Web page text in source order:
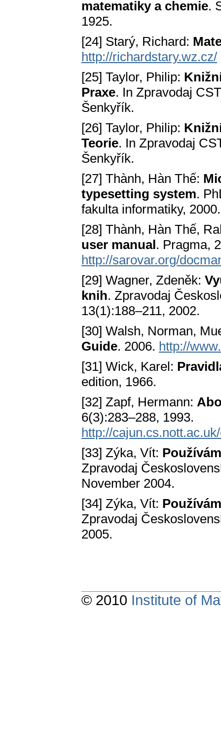
matematiky a chemie.
1925.
[24] Starý, Richard:
http://richardstary.wz.cz/
[25] Taylor, Philip:
Praxe. In Zpravodaj
Šenkyřík.
[26] Taylor, Philip:
Teorie. In Zpravodaj
Šenkyřík.
[27] Thành, Hàn Thế:
typesetting system.
fakulta informatiky,
[28] Thành, Hàn Thế,
user manual. Pragma,
http://sarovar.org/
[29] Wagner, Zdeněk:
knih. Zpravodaj
13(1):188–211, 2002.
[30] Walsh, Norman,
Guide. 2006. http://
[31] Wick, Karel:
edition, 1966.
[32] Zapf, Hermann:
6(3):283–288, 1993.
http://
[33] Zýka, Vít:
Zpravodaj
November 2004.
[34] Zýka, Vít:
Zpravodaj
2005.
© 2010 Institute of